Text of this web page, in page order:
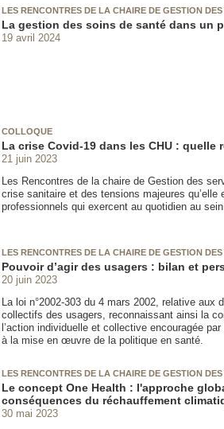
LES RENCONTRES DE LA CHAIRE DE GESTION
La gestion des soins de santé dans un
19 avril 2024
COLLOQUE
La crise Covid-19 dans les CHU :
21 juin 2023
Les Rencontres de la chaire de Gestion des
crise sanitaire et des tensions majeures qu’elle
professionnels qui exercent au quotidien au
LES RENCONTRES DE LA CHAIRE DE GESTION
Pouvoir d’agir des usagers : bilan et
20 juin 2023
La loi n°2002-303 du 4 mars 2002, relative
collectifs des usagers, reconnaissant ainsi la
l’action individuelle et collective encouragée
à la mise en œuvre de la politique en santé.
LES RENCONTRES DE LA CHAIRE DE GESTION
Le concept One Health : l'approche
conséquences du réchauffement
30 mai 2023